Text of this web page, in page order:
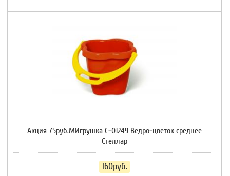
Акция 75руб.МИгрушка С-01249 Ведро-цветок среднее
Стеллар
160руб.